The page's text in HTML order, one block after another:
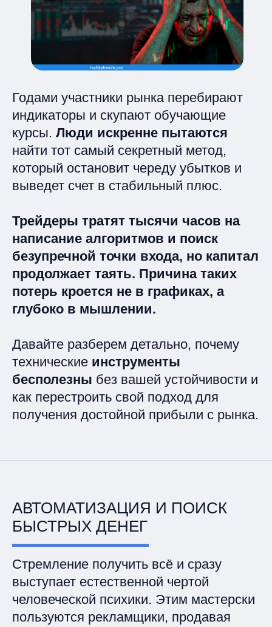
Годами участники рынка перебирают
индикаторы и скупают обучающие
курсы. Люди искренне пытаются
найти тот самый секретный метод,
который остановит череду убытков и
выведет счет в стабильный плюс.
Трейдеры тратят тысячи часов на
написание алгоритмов и поиск
безупречной точки входа, но капитал
продолжает таять. Причина таких
потерь кроется не в графиках, а
глубоко в мышлении.
Давайте разберем детально, почему
технические инструменты
бесполезны без вашей устойчивости и
как перестроить свой подход для
получения достойной прибыли с рынка.
АВТОМАТИЗАЦИЯ И ПОИСК
БЫСТРЫХ ДЕНЕГ
Стремление получить всё и сразу
выступает естественной чертой
человеческой психики. Этим мастерски
пользуются рекламщики, продавая